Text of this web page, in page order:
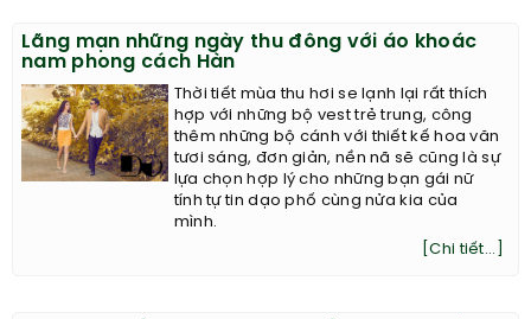
Lãng mạn những ngày thu đông với áo khoác
nam phong cách Hàn
Thời tiết mùa thu hơi se lạnh lại rất thích
hợp với những bộ vest trẻ trung, công
thêm những bộ cánh với thiết kế hoa văn
tươi sáng, đơn giản, nền nã sẽ cũng là sự
lựa chọn hợp lý cho những bạn gái nữ
tính tự tin dạo phố cùng nửa kia của
mình.
[Chi tiết...]